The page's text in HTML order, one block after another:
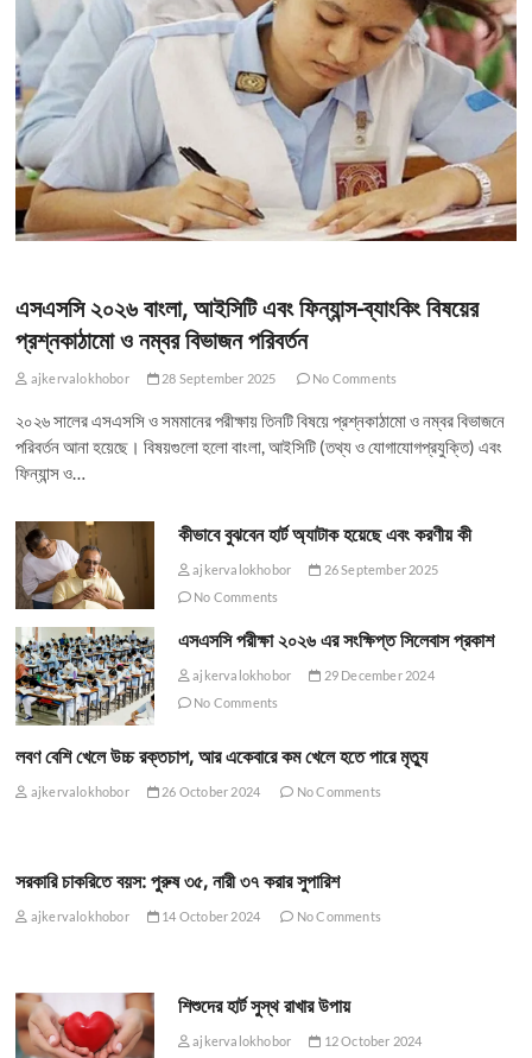
এসএসসি ২০২৬ বাংলা, আইসিটি এবং ফিন্যান্স-ব্যাংকিং বিষয়ের
প্রশ্নকাঠামো ও নম্বর বিভাজন পরিবর্তন
ajkervalokhobor 28 September 2025 No Comments
২০২৬ সালের এসএসসি ও সমমানের পরীক্ষায় তিনটি বিষয়ে প্রশ্নকাঠামো ও নম্বর বিভাজনে
পরিবর্তন আনা হয়েছে। বিষয়গুলো হলো বাংলা, আইসিটি (তথ্য ও যোগাযোগপ্রযুক্তি) এবং
ফিন্যান্স ও…
কীভাবে বুঝবেন হার্ট অ্যাটাক হয়েছে এবং করণীয় কী
ajkervalokhobor
26 September 2025
No Comments
এসএসসি পরীক্ষা ২০২৬ এর সংক্ষিপ্ত সিলেবাস প্রকাশ
ajkervalokhobor
29 December 2024
No Comments
লবণ বেশি খেলে উচ্চ রক্তচাপ, আর একেবারে কম খেলে হতে পারে মৃত্যু
ajkervalokhobor 26 October 2024 No Comments
সরকারি চাকরিতে বয়স: পুরুষ ৩৫, নারী ৩৭ করার সুপারিশ
ajkervalokhobor 14 October 2024 No Comments
শিশুদের হার্ট সুস্থ রাখার উপায়
ajkervalokhobor
12 October 2024